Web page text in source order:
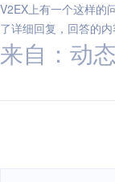
V2EX上有一个这样的
了详细回复，回答的
来自：动